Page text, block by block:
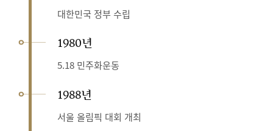
대한민국 정부 수립
1980년
5.18 민주화운동
1988년
서울 올림픽 대회 개최